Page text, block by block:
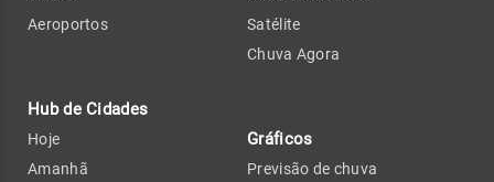
Aeroportos
Hub de Cidades
Hoje
Amanhã
Satélite
Chuva Agora
Gráficos
Previsão de chuva